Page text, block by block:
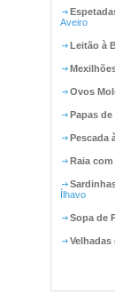
Aveiro
Leitão à
Ovos
Papas de
Pescada
Raia
Ílhavo
Sopa de